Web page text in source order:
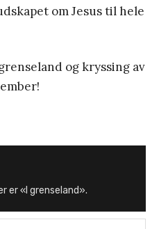
om Jesus til hele
og kryssing av
er «I grenseland».